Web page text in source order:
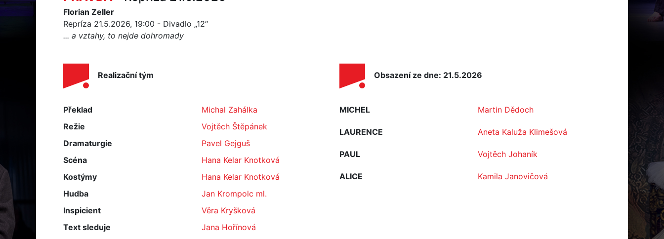
Florian Zeller
Repríza 21.5.2026, 19:00 - Divadlo „12“
... a vztahy, to nejde dohromady
Realizační tým
Překlad
Michal Zahálka
Režie
Vojtěch Štěpánek
Dramaturgie
Pavel Gejguš
Scéna
Hana Kelar Knotková
Kostýmy
Hana Kelar Knotková
Hudba
Jan Krompolc ml.
Inspicient
Věra Kryšková
Text sleduje
Jana Hořínová
Obsazení ze dne: 21.5.2026
MICHEL Martin Dědoch
LAURENCE Aneta Kaluža Klimešová
PAUL Vojtěch Johaník
ALICE Kamila Janovičová